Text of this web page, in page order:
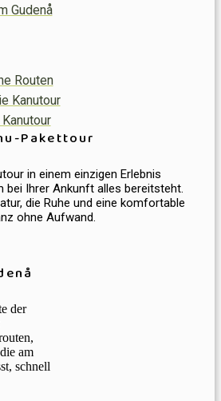
Gudenå
Routen
Kanutour
Pakettour
in einem einzigen Erlebnis
bei Ihrer Ankunft alles bereitsteht.
die Ruhe und eine komfortable
ohne Aufwand.
der
am
schnell